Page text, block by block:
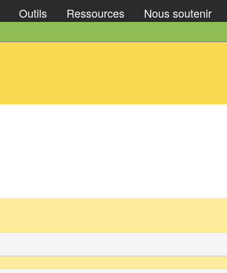
Outils Ressources Nous soutenir